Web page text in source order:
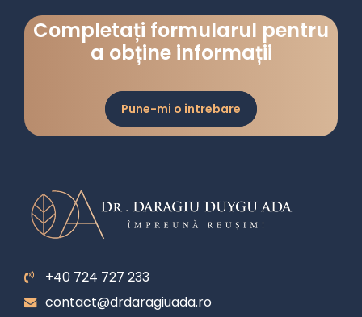
Completați formularul pentru
a obține informații
Pune-mi o intrebare
+40 724 727 233
contact@drdaragiuada.ro